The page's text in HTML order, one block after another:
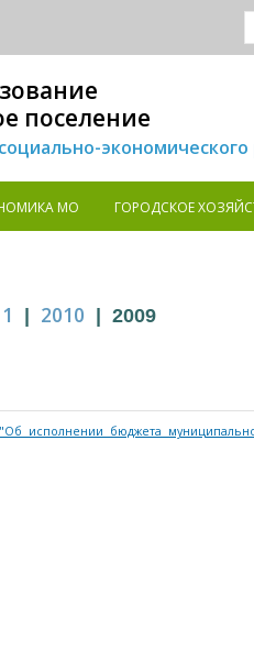
поселение
экономического
MO ГОРОДСКОЕ
| 2010 | 2009
"Об исполнении бюджета